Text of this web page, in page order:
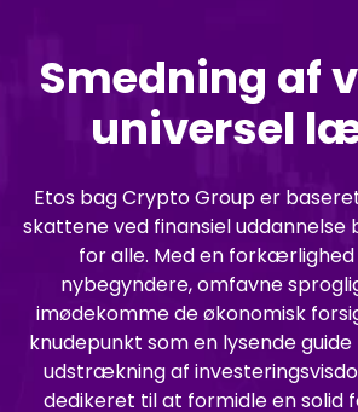
Smedning af
universel
Etos bag Crypto Group er
skattene ved finansiel
for alle. Med en
nybegyndere, omfavne
imødekomme de økonomisk
knudepunkt som en lysende
udstrækning af
dedikeret til at formidle en solid